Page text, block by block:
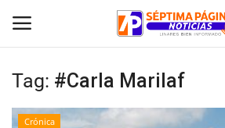
Inicio
Tag: #Carla Marilaf
Crónica